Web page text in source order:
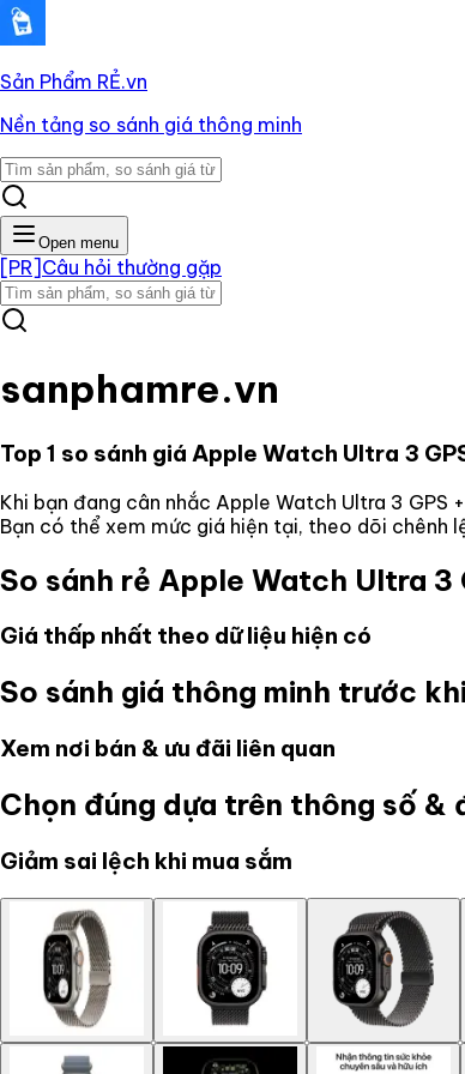
Sản Phẩm RẺ.vn
Nền tảng so sánh giá thông minh
Open menu
[PR] Câu hỏi thường gặp
sanphamre.vn
Top 1 so sánh giá Apple Watch Ultra 3
Khi bạn đang cân nhắc Apple Watch Ultra 3 GPS
Bạn có thể xem mức giá hiện tại, theo dõi chênh
So sánh rẻ Apple Watch Ultra 3
Giá thấp nhất theo dữ liệu hiện có
So sánh giá thông minh trước
Xem nơi bán & ưu đãi liên quan
Chọn đúng dựa trên thông số &
Giảm sai lệch khi mua sắm